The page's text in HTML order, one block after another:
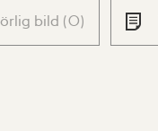
bild (0)